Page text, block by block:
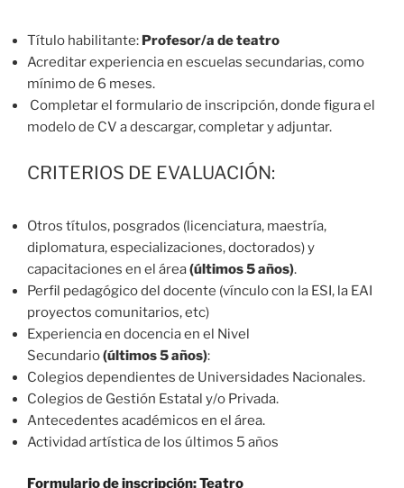
Título habilitante: Profesor/a de teatro
Acreditar experiencia en escuelas secundarias, como
mínimo de 6 meses.
Completar el formulario de inscripción, donde figura el
modelo de CV a descargar, completar y adjuntar.
CRITERIOS DE EVALUACIÓN:
Otros títulos, posgrados (licenciatura, maestría,
diplomatura, especializaciones, doctorados) y
capacitaciones en el área(últimos 5 años).
Perfil pedagógico del docente (vínculo con la ESI, la EAI
proyectos comunitarios, etc)
Experiencia en docencia en el Nivel
Secundario(últimos 5 años):
Colegios dependientes de Universidades Nacionales.
Colegios de Gestión Estatal y/o Privada.
Antecedentes académicos en el área.
Actividad artística de los últimos 5 años
Formulario de inscripción: Teatro